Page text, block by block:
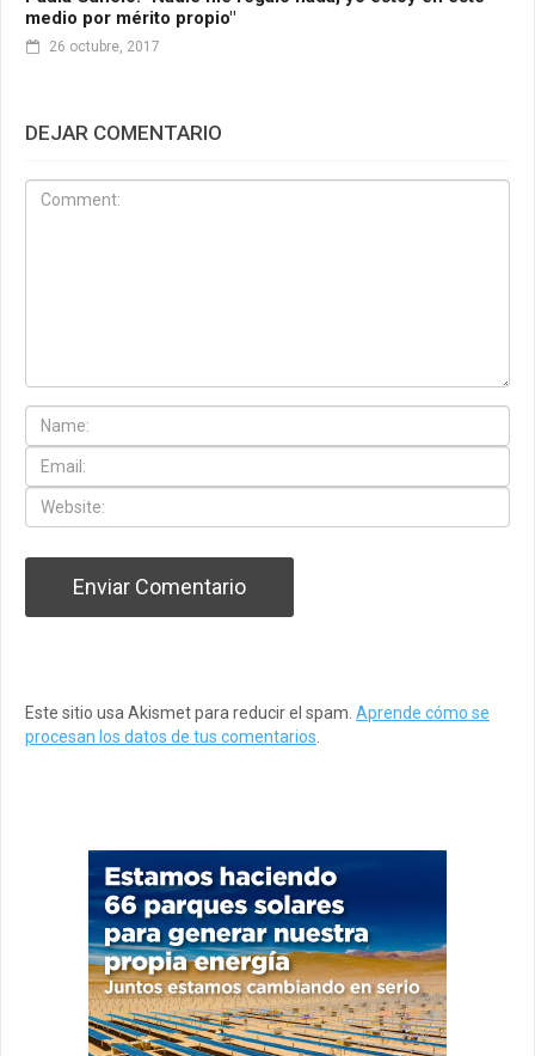
medio por mérito propio"
26 octubre, 2017
DEJAR COMENTARIO
Este sitio usa Akismet para reducir el spam. Aprende cómo se
procesan los datos de tus comentarios.